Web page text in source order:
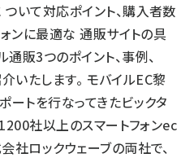
いて対応ポイント、購入者数
ンに最適な 通販サイトの具
販3つのポイント、事例、
いたします。 モバイルEC黎
ートを行なってきたビックタ
社以上のスマートフォンec
社ロックウェーブの両社で、